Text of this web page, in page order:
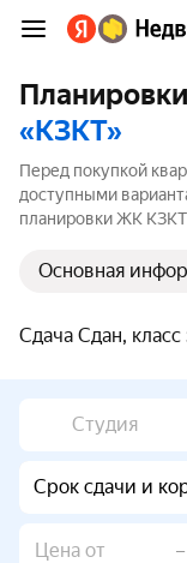
«КЗКТ»
Перед покупкой
доступными
планировки ЖК
Основная
Сдача Сдан,
Студия
Срок сдачи и
–